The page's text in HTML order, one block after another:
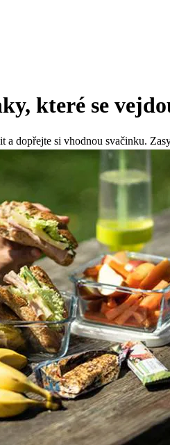
které se
a dopřejte si vhodnou svačinku.